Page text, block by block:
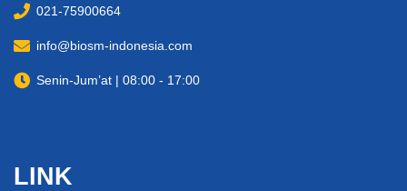
021-75900664
info@biosm-indonesia.com
Senin-Jum’at | 08:00 - 17:00
LINK